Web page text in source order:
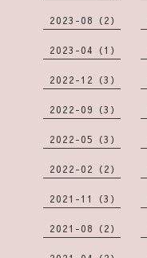
2023-08（2）
2023-04（1）
2022-12（3）
2022-09（3）
2022-05（3）
2022-02（2）
2021-11（3）
2021-08（2）